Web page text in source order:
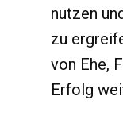
nutzen
zu
von Ehe,
Erfolg